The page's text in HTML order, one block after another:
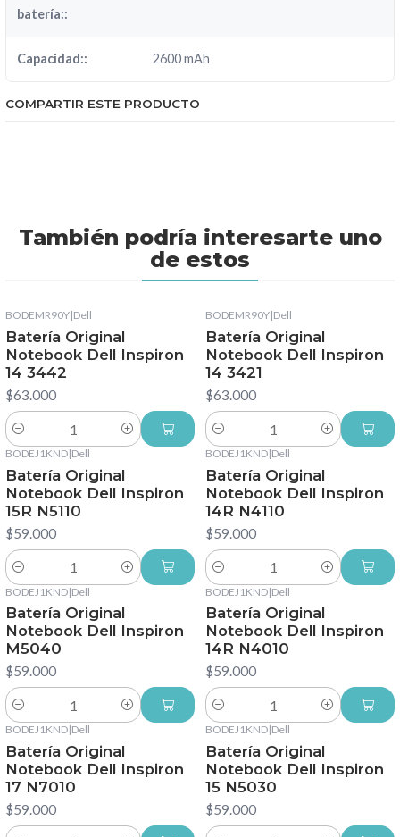
batería::
Capacidad:: 2600 mAh
COMPARTIR ESTE PRODUCTO
También podría interesarte uno
de estos
BODEMR90Y|Dell
Batería Original
Notebook Dell Inspiron
14 3442
$63.000
Cantidad
BODEMR90Y|Dell
Batería Original
Notebook Dell Inspiron
14 3421
$63.000
Cantidad
BODEJ1KND|Dell
Batería Original
Notebook Dell Inspiron
15R N5110
$59.000
Cantidad
BODEJ1KND|Dell
Batería Original
Notebook Dell Inspiron
14R N4110
$59.000
Cantidad
BODEJ1KND|Dell
Batería Original
Notebook Dell Inspiron
M5040
$59.000
Cantidad
BODEJ1KND|Dell
Batería Original
Notebook Dell Inspiron
14R N4010
$59.000
Cantidad
BODEJ1KND|Dell
Batería Original
Notebook Dell Inspiron
17 N7010
$59.000
BODEJ1KND|Dell
Batería Original
Notebook Dell Inspiron
15 N5030
$59.000